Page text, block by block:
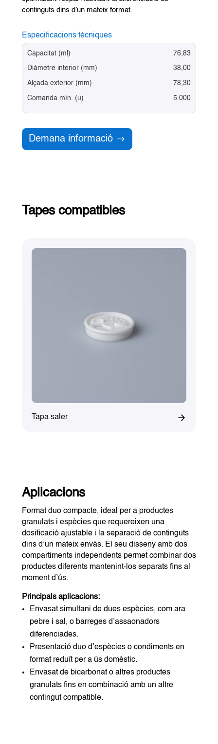
continguts dins d’un mateix format.
Especificacions tècniques
Capacitat (ml)
Diàmetre interior (mm)
Alçada exterior (mm)
Comanda mín. (u)
76,83
38,00
78,30
5.000
Demana informació
Tapes compatibles
Tapa saler
Aplicacions
Format duo compacte, ideal per a productes
granulats i espècies que requereixen una
dosificació ajustable i la separació de continguts
dins d’un mateix envàs. El seu disseny amb dos
compartiments independents permet combinar dos
productes diferents mantenint-los separats fins al
moment d’ús.
Principals aplicacions:
Envasat simultani de dues espècies, com ara
pebre i sal, o barreges d’assaonadors
diferenciades.
Presentació duo d’espècies o condiments en
format reduït per a ús domèstic.
Envasat de bicarbonat o altres productes
granulats fins en combinació amb un altre
contingut compatible.